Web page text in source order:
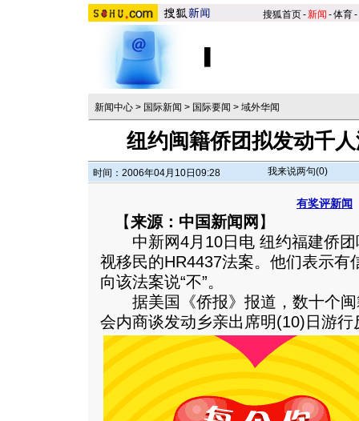
搜狐首页-新闻 -体育-
新闻中心 > 国际新闻 > 国际要闻 > 域外华闻
纽约闽籍侨团拟发动千
时间：2006年04月10日09:28 我来说两句(0)
有奖评新闻
【来源：中国新闻网 】
中新网4月10日电 纽约福建侨团
视移民的HR4437法案。他们表示有
向该法案说“不”。
据美国《侨报》报道，数十个闽
会内商谈发动乡亲出席明(10)日游